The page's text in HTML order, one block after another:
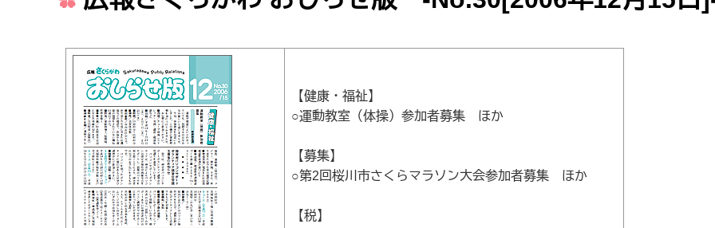
【健康・福祉】
○運動教室（体操）参加者募集 ほか
【募集】
○第2回桜川市さくらマラソン大会参加者募集 ほか
【税】